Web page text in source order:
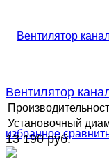
избранное
Вентилятор
Установочный
13 190 руб.